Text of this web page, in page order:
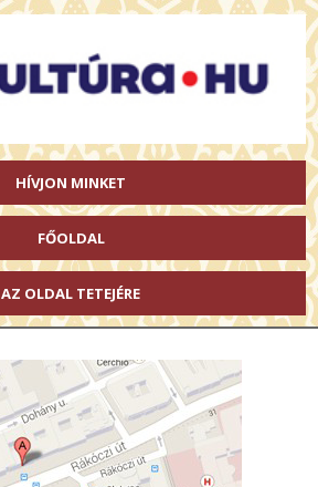
HÍVJON MINKET
FŐOLDAL
AZ OLDAL TETEJÉRE